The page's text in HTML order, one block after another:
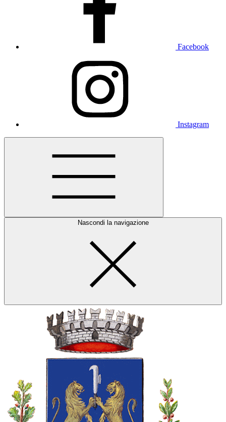
Facebook
Instagram
Nascondi la navigazione